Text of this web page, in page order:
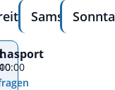
Samstag